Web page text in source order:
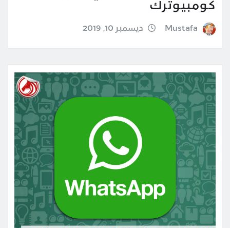
كومبيوترك
Mustafa ديسمبر 10, 2019